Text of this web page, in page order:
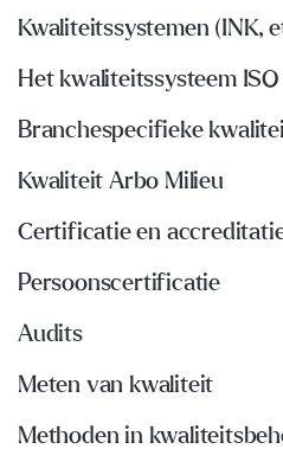
Kwaliteitssystemen (INK,
Het kwaliteitssysteem
Branchespecifieke
Kwaliteit Arbo Milieu
Certificatie en
Persoonscertificatie
Audits
Meten van kwaliteit
Methoden in